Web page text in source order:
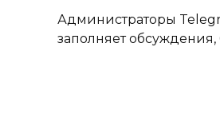
Администраторы
заполняет